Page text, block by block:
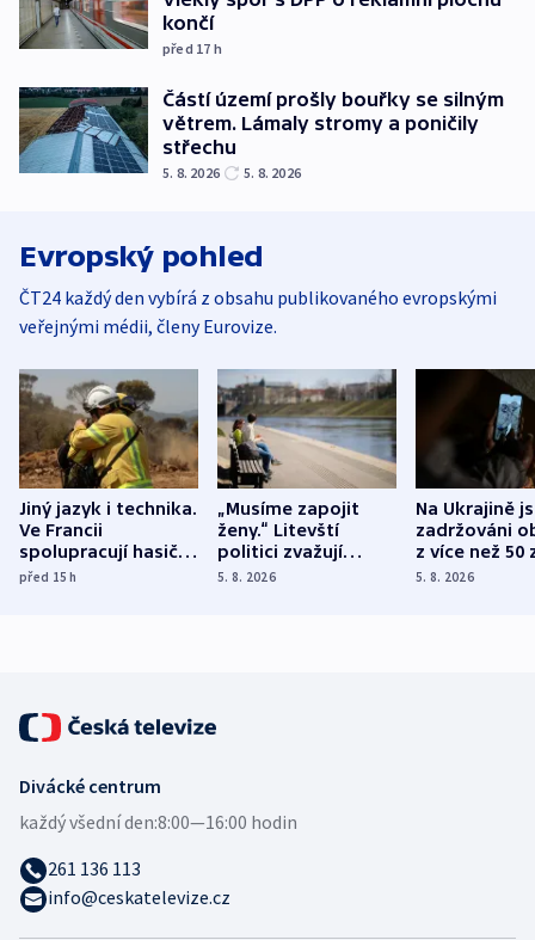
končí
před 17 h
Částí území prošly bouřky se silným
větrem. Lámaly stromy a poničily
střechu
5. 8. 2026 5. 8. 2026
Evropský pohled
ČT24 každý den vybírá z obsahu publikovaného evropskými
veřejnými médii, členy Eurovize.
Jiný jazyk i technika.
Ve Francii
spolupracují hasiči z
různých zemí
před 15h
„Musíme zapojit
ženy.“ Litevští
politici zvažují
dohodu o
5. 8. 2026
Na Ukrajině
zadržováni
z více než 50
Bojovali na
5. 8. 2026
Divácké centrum
každý všední den:8:00—16:00 hodin
261 136 113
info@ceskatelevize.cz